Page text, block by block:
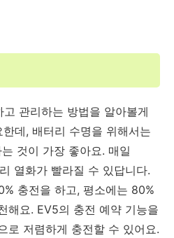
관리하는 방법을 알아볼게
데, 배터리 수명을 위해서는
것이 가장 좋아요. 매일
열화가 빨라질 수 있답니다.
충전을 하고, 평소에는 80%
해요. EV5의 충전 예약 기능을
로 저렴하게 충전할 수 있어요.